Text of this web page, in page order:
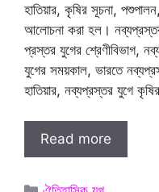
হাতিয়ার, কৃষির সূচনা,
আলোচনা করা হল।
প্রস্তর যুগের শ্রেণীবিভাগ,
যুগের সময়কাল, ভারতে
হাতিয়ার, নব্যপ্রস্তর যুগে
Read more
Categories